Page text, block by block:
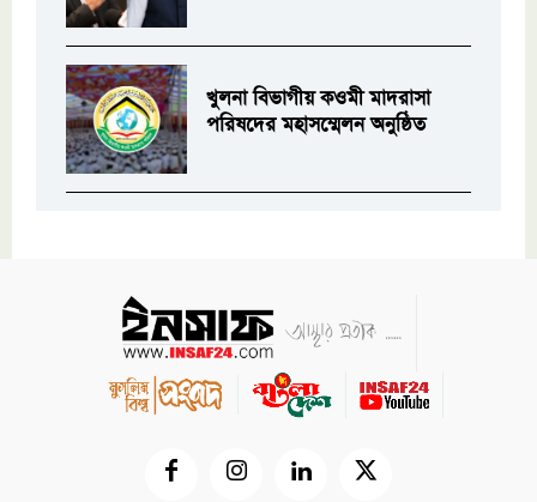
খুলনা বিভাগীয় কওমী মাদরাসা
পরিষদের মহাসম্মেলন অনুষ্ঠিত